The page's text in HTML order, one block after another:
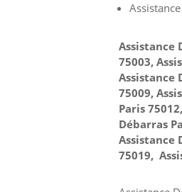
Assistance
75003,
Assistance
75009,
Paris
Débarras
Assistance
75019,